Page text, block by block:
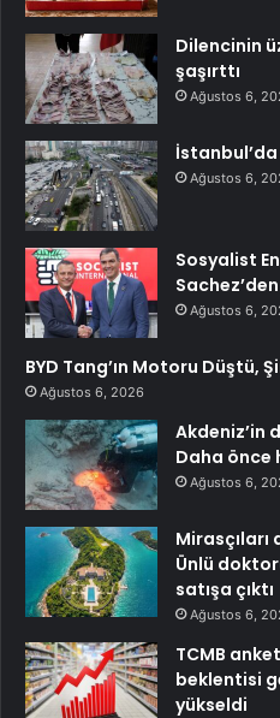
Dilencinin
şaşırttı
Ağustos 6,
Ağustos 6,
Sosyalist
Ağustos 6,
BYD Tang’ın Motoru Düştü,
Ağustos 6, 2026
Akdeniz’in
Daha önce
Ağustos 6,
Ünlü
satışa çıktı
Ağustos 6,
TCMB
beklentisi
yükseldi